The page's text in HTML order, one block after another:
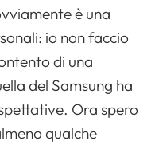
è una
io non faccio
di una
del Samsung ha
Ora spero
qualche